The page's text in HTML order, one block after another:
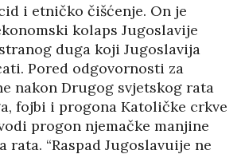
i etničko čišćenje. On je
kolaps Jugoslavije
duga koji Jugoslavija
Pored odgovornosti za
nakon Drugog svjetskog rata
fojbi i progona Katoličke crkve
progon njemačke manjine
rata. “Raspad Jugoslavuije ne